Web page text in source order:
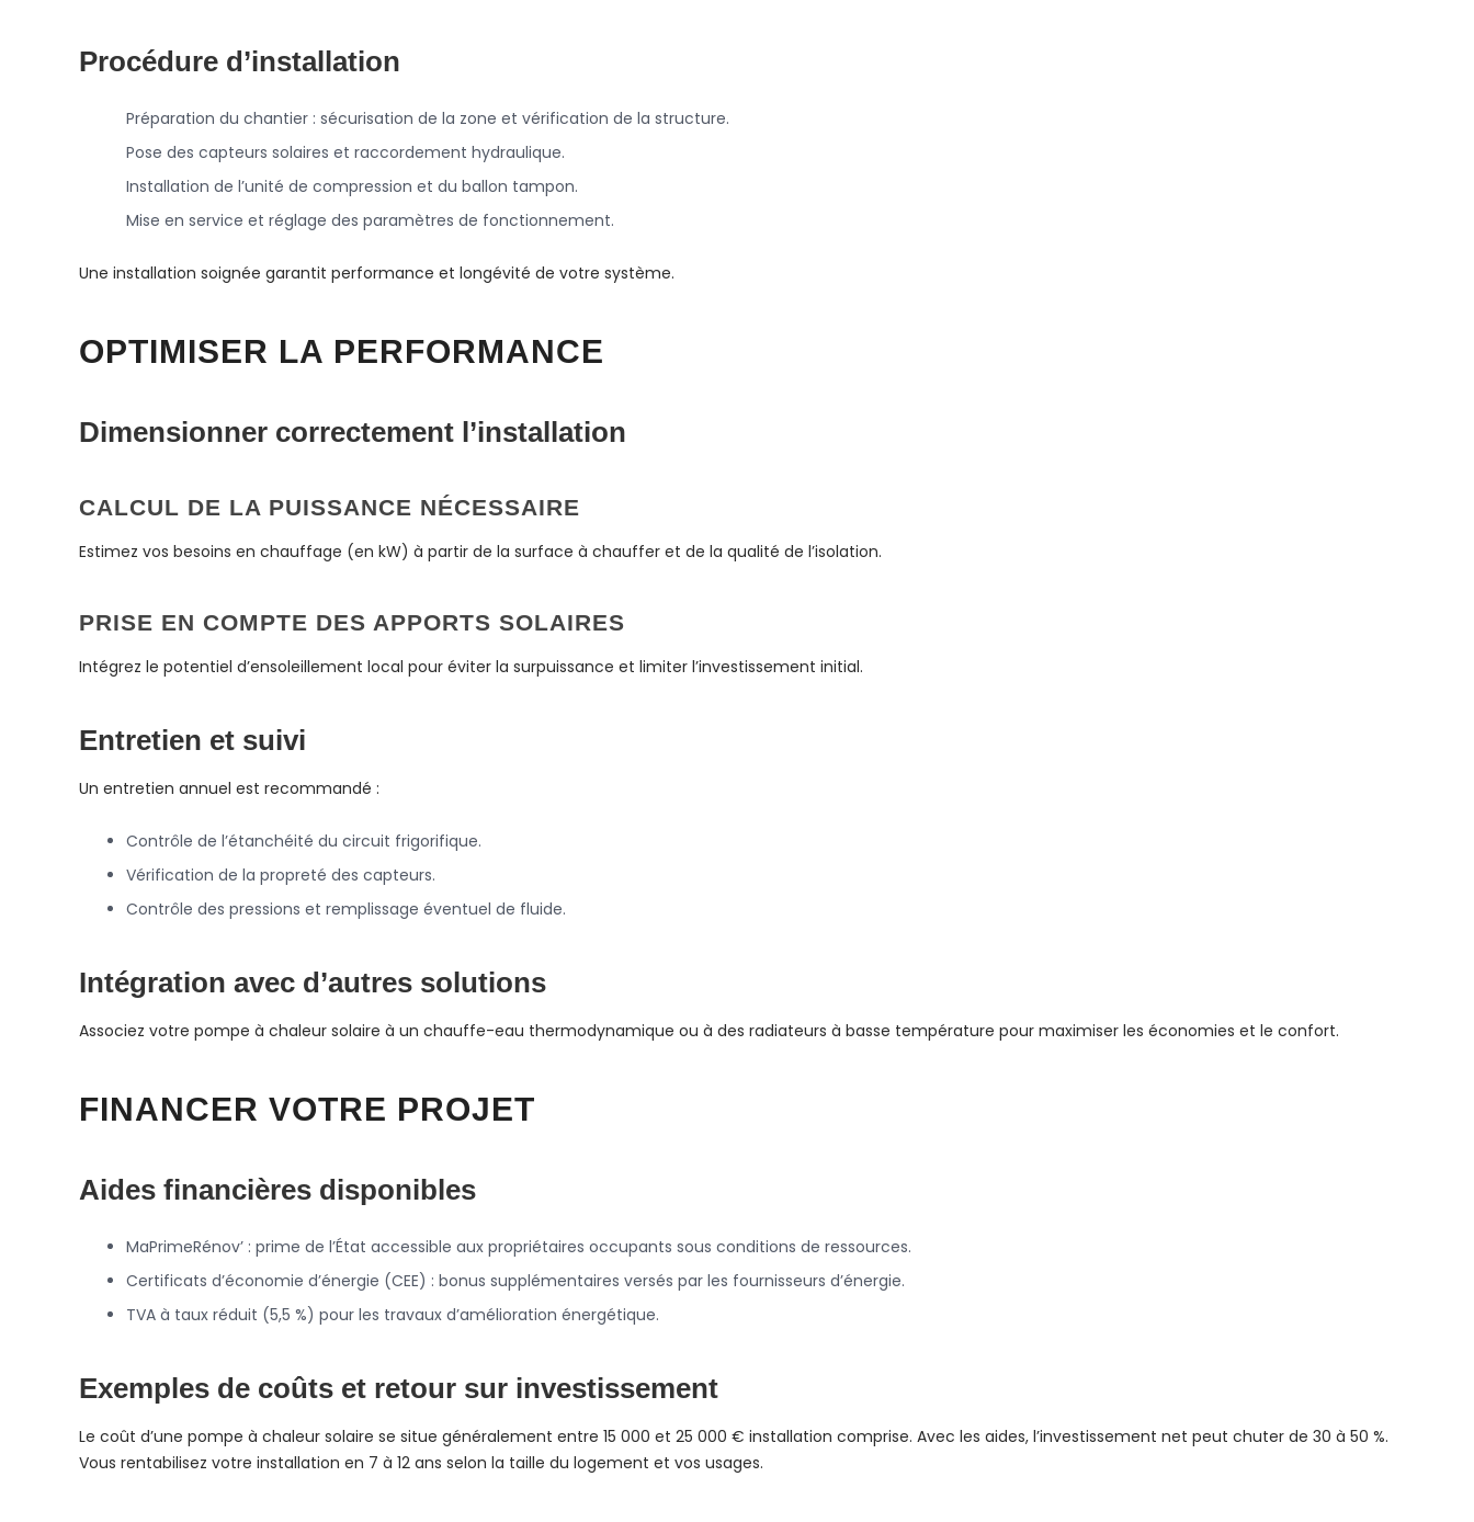
Procédure d’installation
Préparation du chantier : sécurisation de la zone et vérification de la structure.
Pose des capteurs solaires et raccordement hydraulique.
Installation de l’unité de compression et du ballon tampon.
Mise en service et réglage des paramètres de fonctionnement.
Une installation soignée garantit performance et longévité de votre système.
OPTIMISER LA PERFORMANCE
Dimensionner correctement l’installation
CALCUL DE LA PUISSANCE NÉCESSAIRE
Estimez vos besoins en chauffage (en kW) à partir de la surface à chauffer et de la qualité de l’isolation.
PRISE EN COMPTE DES APPORTS SOLAIRES
Intégrez le potentiel d’ensoleillement local pour éviter la surpuissance et limiter l’investissement initial.
Entretien et suivi
Un entretien annuel est recommandé :
Contrôle de l’étanchéité du circuit frigorifique.
Vérification de la propreté des capteurs.
Contrôle des pressions et remplissage éventuel de fluide.
Intégration avec d’autres solutions
Associez votre pompe à chaleur solaire à un chauffe-eau thermodynamique ou à des radiateurs à basse température pour maximiser les économies et le confort.
FINANCER VOTRE PROJET
Aides financières disponibles
MaPrimeRénov’ : prime de l’État accessible aux propriétaires occupants sous conditions de ressources.
Certificats d’économie d’énergie (CEE) : bonus supplémentaires versés par les fournisseurs d’énergie.
TVA à taux réduit (5,5 %) pour les travaux d’amélioration énergétique.
Exemples de coûts et retour sur investissement
Le coût d’une pompe à chaleur solaire se situe généralement entre 15 000 et 25 000 € installation comprise. Avec les aides, l’investissement net peut chuter de 30 à 50 %.
Vous rentabilisez votre installation en 7 à 12 ans selon la taille du logement et vos usages.